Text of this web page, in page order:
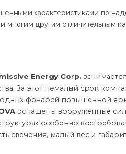
характеристиками по
многим другим отличительным
Energy Corp.
За этот немалый срок
фонарей повышенной
оснащены вооруженные
особенно
свечения, малый вес и